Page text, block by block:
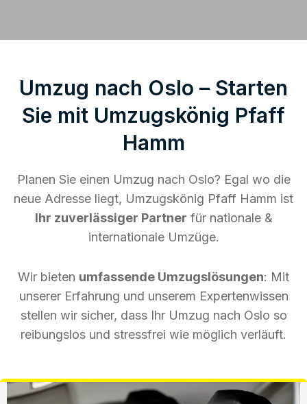
Umzug nach Oslo – Starten
Sie mit Umzugskönig Pfaff
Hamm
Planen Sie einen Umzug nach Oslo? Egal wo die
neue Adresse liegt, Umzugskönig Pfaff Hamm ist
Ihr zuverlässiger Partner für nationale &
internationale Umzüge.
Wir bieten umfassende Umzugslösungen: Mit
unserer Erfahrung und unserem Expertenwissen
stellen wir sicher, dass Ihr Umzug nach Oslo so
reibungslos und stressfrei wie möglich verläuft.